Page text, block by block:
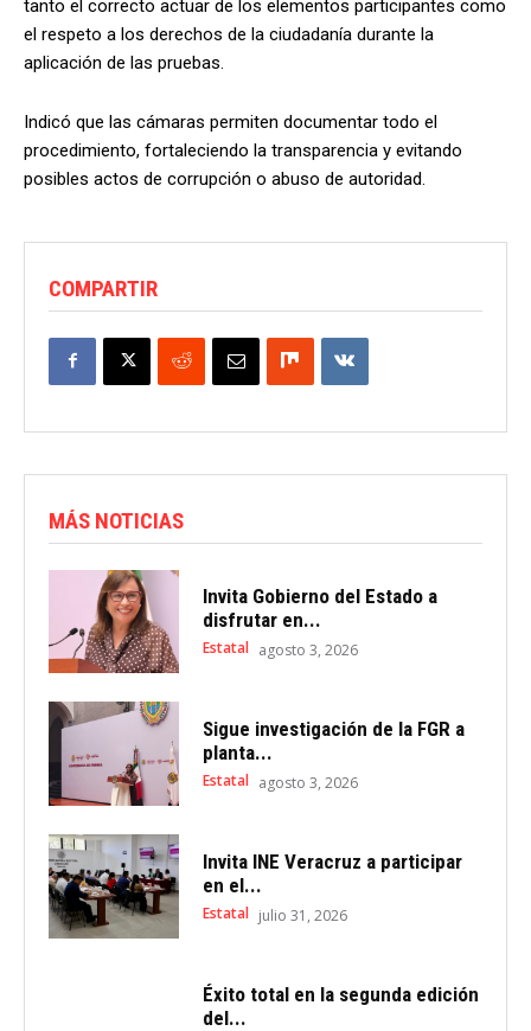
tanto el correcto actuar de los elementos participantes como
el respeto a los derechos de la ciudadanía durante la
aplicación de las pruebas.
Indicó que las cámaras permiten documentar todo el
procedimiento, fortaleciendo la transparencia y evitando
posibles actos de corrupción o abuso de autoridad.
COMPARTIR
MÁS NOTICIAS
Invita Gobierno del Estado a
disfrutar en...
Estatal agosto 3, 2026
Sigue investigación de la FGR a
planta...
Estatal agosto 3, 2026
Invita INE Veracruz a participar
en el...
Estatal julio 31, 2026
Éxito total en la segunda edición
del...